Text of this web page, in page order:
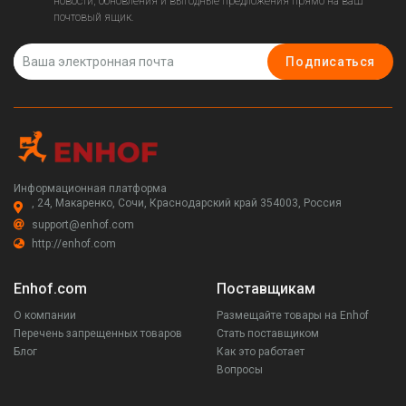
почтовый ящик.
Подписаться
Информационная платформа
, 24, Макаренко, Сочи, Краснодарский край 354003, Россия
support@enhof.com
http://enhof.com
Enhof.com
О компании
Перечень запрещенных товаров
Блог
Поставщикам
Размещайте товары на Enhof
Стать поставщиком
Как это работает
Вопросы